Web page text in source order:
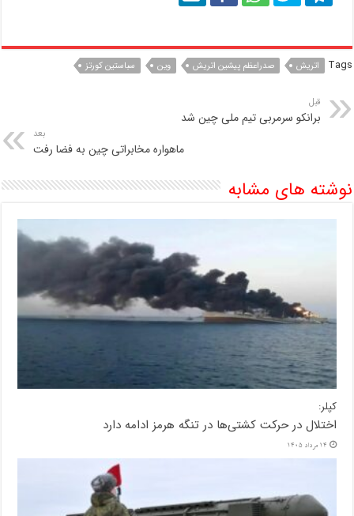
Tags اتریش صدراعظم پیشین اتریش وین سباستین کورتز
قبل
برانکو سرمربی تیم ملی چین شد
بعد
ماهواره مخابراتی چین به فضا رفت
نوشته های مشابه
کپلر:
اختلال در حرکت کشتی‌ها در تنگه هرمز ادامه دارد
14 مرداد 1405